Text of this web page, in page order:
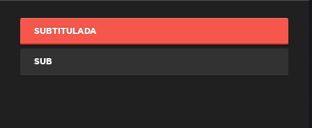
SUBTITULADA
SUB